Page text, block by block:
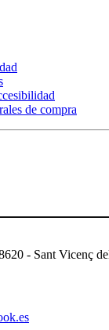
de compra
- Sant Vicenç